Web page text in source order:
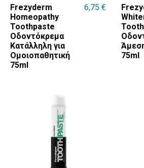
Frezyderm
Homeopathy
Toothpaste
Οδοντόκρεμα
Κατάλληλη για
Ομοιοπαθητική
75ml
6,75 €
75ml